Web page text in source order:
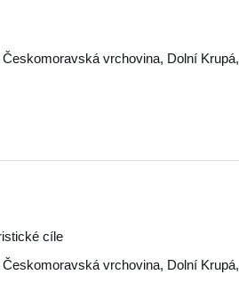
Českomoravská vrchovina, Dolní Krupá,
cíle
Českomoravská vrchovina, Dolní Krupá,